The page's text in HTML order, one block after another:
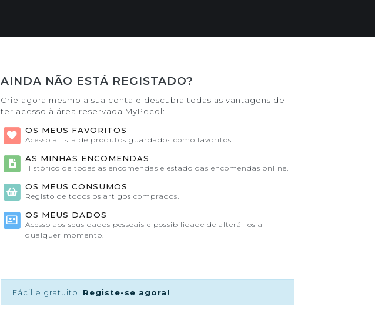
AINDA NÃO ESTÁ REGISTADO?
Crie agora mesmo a sua conta e descubra todas as vantagens de
ter acesso à área reservada MyPecol:
OS MEUS FAVORITOS
Acesso à lista de produtos guardados como favoritos.
AS MINHAS ENCOMENDAS
Histórico de todas as encomendas e estado das encomendas online.
OS MEUS CONSUMOS
Registo de todos os artigos comprados.
OS MEUS DADOS
Acesso aos seus dados pessoais e possibilidade de alterá-los a
qualquer momento.
Fácil e gratuito. Registe-se agora!